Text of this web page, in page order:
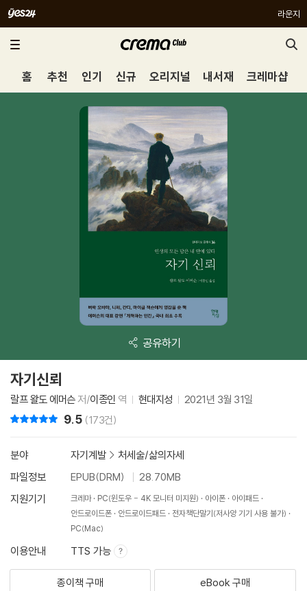
라운지
홈 추천 인기 신규 오리지널 내서재 크레마샵
공유하기
자기신뢰
랄프 왈도 에머슨저/이종인 역 현대지성 2021년 3월 31일
9.5 (173건)
분야 자기계발 > 처세술/삶의자세
파일정보
EPUB(DRM)
28.70MB
지원기기
크레마 PC(윈도우 - 4K 모니터 미지원) 아이폰
아이패드
안드로이드폰
안드로이드패드
전자책단말기(저사양 기기 사용 불가)
PC(Mac)
이용안내 TTS 가능
종이책 구매 eBook 구매